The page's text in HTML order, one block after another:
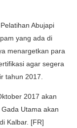
Abujapi
yang ada di
menargetkan para
agar segera
tahun 2017.
2017 akan
Utama akan
Kalbar. [FR]